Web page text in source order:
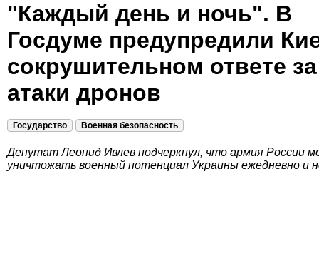
"Каждый день и ночь". В
Госдуме предупредили
сокрушительном ответе за
атаки дронов
Государство Военная безопасность
Депутат Леонид Ивлев подчеркнул, что армия России
уничтожать военный потенциал Украины ежедневно и